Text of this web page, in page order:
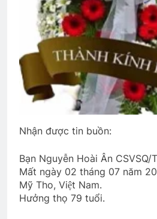
CTBCTY Tập III
3 Years Ago
CTBCTY Tập II
3 Years Ago
TIẾC THƯƠNG
MỘT CHIẾC LÁ
Nhận được tin buồn:
Bạn Nguyễn Hoài Ân CSVSQ/
Mất ngày 02 tháng 07 năm
Mỹ Tho, Việt Nam.
Hưởng thọ 79 tuổi.